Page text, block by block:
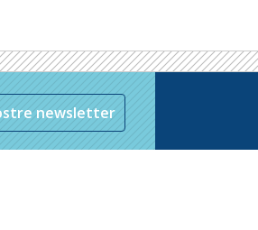
newsletter